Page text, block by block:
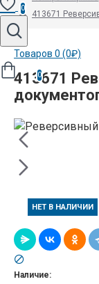
0
Товаров 0 (0₽)
0
413671
413671
НЕТ В НАЛИЧИИ
Наличие: